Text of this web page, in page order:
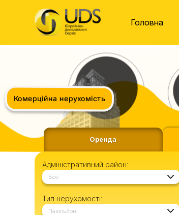
Головна
Комерційна нерухомість
Оренда
Адміністративний район:
Все
Тип нерухомості:
Павільйон